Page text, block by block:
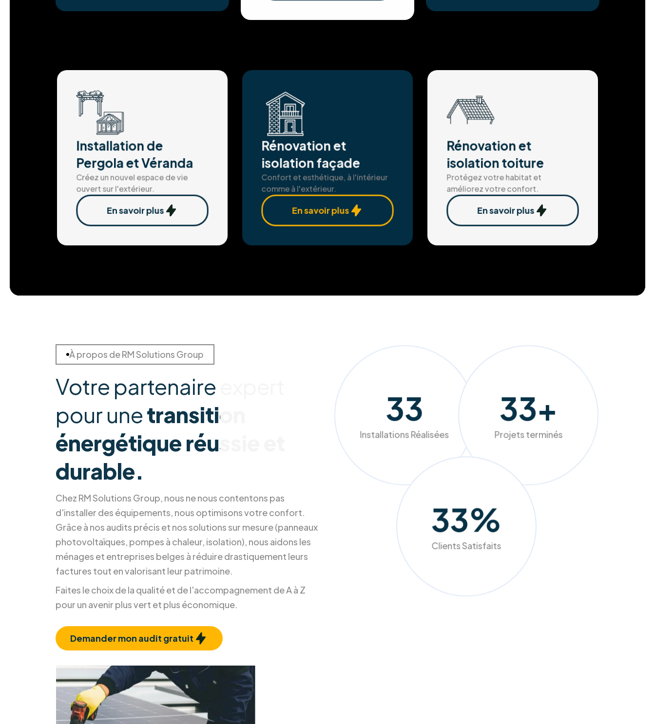
Installation de
Pergola et Véranda
Créez un nouvel espace de vie
ouvert sur l'extérieur.
En savoir plus
Rénovation et
isolation façade
Confort et esthétique, à l'intérieur
comme à l'extérieur.
En savoir plus
Rénovation et
isolation toiture
Protégez votre habitat et
améliorez votre confort.
En savoir plus
À propos de RM Solutions Group
Votre partenaire expert
pour unetransition
énergétique réussie et
durable.
Chez RM Solutions Group, nous ne nous contentons pas
d'installer des équipements, nous optimisons votre confort.
Grâce à nos audits précis et nos solutions sur mesure (panneaux
photovoltaïques, pompes à chaleur, isolation), nous aidons les
ménages et entreprises belges à réduire drastiquement leurs
factures tout en valorisant leur patrimoine.
pour un avenir plus vert et plus économique.
Demander mon audit gratuit
249
Installations Réalisées
249+
Projets terminés
98%